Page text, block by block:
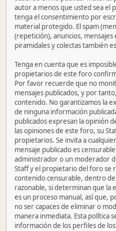
autor a menos que usted sea el
tenga el consentimiento por
material protegido. El spam
(repetición), anuncios, mensajes
piramidales y colectas también
Tenga en cuenta que es
propietarios de este foro
Por favor recuerde que no
mensajes publicados, y por
contenido. No garantizamos la
de ninguna información
publicados expresan la opinión
las opiniones de este foro, su
propietarios. Se invita a
mensaje publicado es
administrador o un moderador
Staff y el propietario del foro se
contenido censurable, dentro
razonable, si determinan que la
es un proceso manual, así que,
no ser capaces de eliminar o
manera inmediata. Esta política
información de los perfiles de